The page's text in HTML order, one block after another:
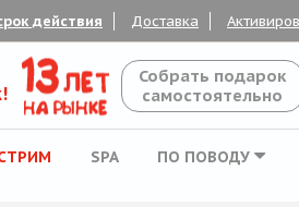
действия Доставка
Собрать подарок
самостоятельно
SPA ПО ПОВОДУ